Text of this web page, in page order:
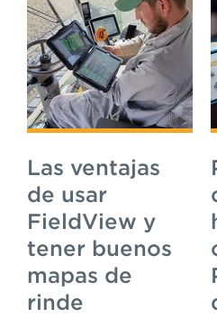
Las ventajas
de usar
FieldView y
tener buenos
mapas de
rinde